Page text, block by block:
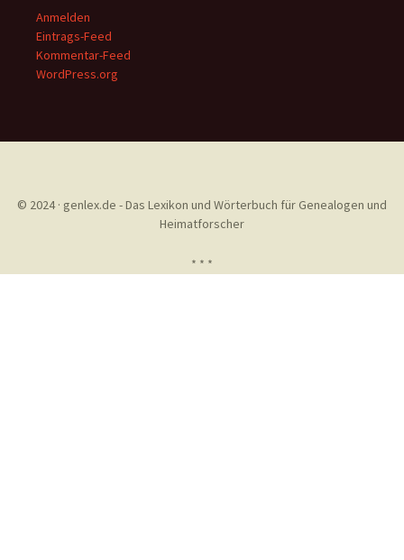
Anmelden
Eintrags-Feed
Kommentar-Feed
WordPress.org
© 2024 · genlex.de - Das Lexikon und Wörterbuch für Genealogen und
Heimatforscher
* * *